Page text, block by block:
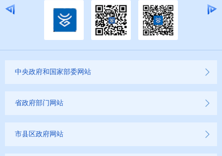
中央政府和国家部委网站
省政府部门网站
市县区政府网站